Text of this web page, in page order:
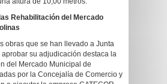
Rehabilitación del Mercado
obras que se han llevado a Junta
su adjudicación destaca la
del Mercado Municipal de
por la Concejalía de Comercio y